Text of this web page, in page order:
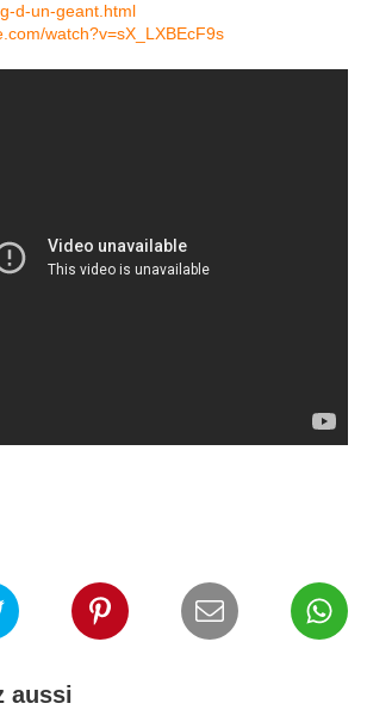
d-un-geant.html
watch?v=sX_LXBEcF9s
aussi